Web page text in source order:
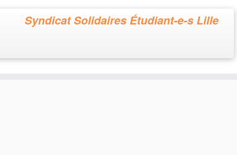
Syndicat Solidaires Étudiant-e-s Lille